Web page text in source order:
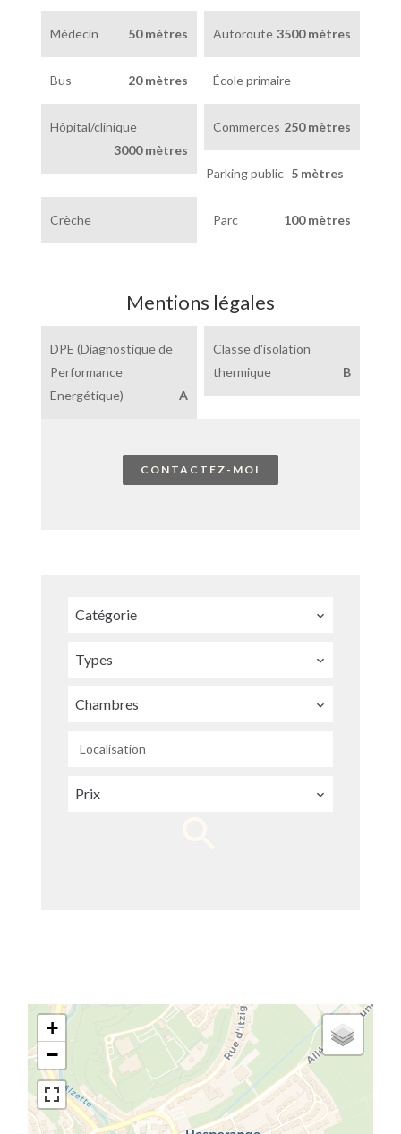
Médecin 50 mètres Autoroute 3500 mètres
Bus 20 mètres École primaire
Hôpital/clinique
3000 mètres
Commerces 250 mètres
Parking public 5 mètres
Parc 100 mètres
Crèche
Mentions légales
DPE (Diagnostique de
Performance
Energétique)
A
Classe d'isolation
thermique
B
CONTACTEZ-MOI
Catégorie
Types
Chambres
Localisation
Prix
+
−